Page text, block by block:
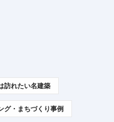
訪れたい名建築
グ・まちづくり事例